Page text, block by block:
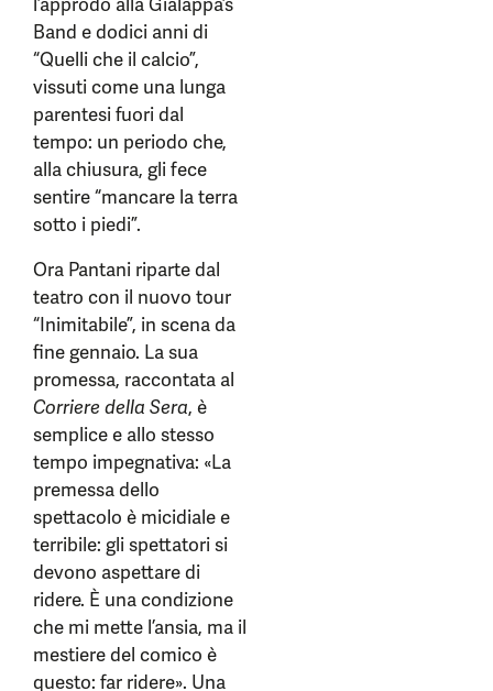
Band e dodici anni di
“Quelli che il calcio”,
vissuti come una lunga
parentesi fuori dal
tempo: un periodo che,
alla chiusura, gli fece
sentire “mancare la terra
sotto i piedi”.
Ora Pantani riparte dal
teatro con il nuovo tour
“Inimitabile”, in scena da
fine gennaio. La sua
promessa, raccontata al
Corriere della Sera, è
semplice e allo stesso
tempo impegnativa: «La
premessa dello
spettacolo è micidiale e
terribile: gli spettatori si
devono aspettare di
ridere. È una condizione
che mi mette l’ansia, ma il
mestiere del comico è
questo: far ridere». Una